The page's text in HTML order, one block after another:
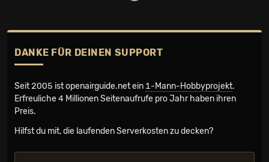
DANKE FÜR DEINEN SUPPORT
Seit 2005 ist openairguide.net ein 1-Mann-Hobbyprojekt.
Erfreuliche 4 Millionen Seiten­aufrufe pro Jahr haben ihren
Preis.
Hilfst du mit, die laufenden Serverkosten zu decken?